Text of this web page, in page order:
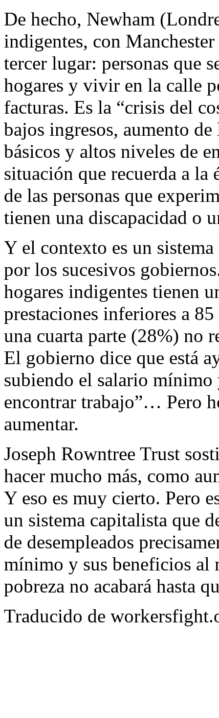
De hecho, Newham
indigentes, con
tercer lugar: personas que
hogares y vivir en la calle
facturas. Es la “crisis del
bajos ingresos, aumento
básicos y altos niveles de
situación que recuerda a la
de las personas que
tienen una discapacidad o
Y el contexto es un
por los sucesivos
hogares indigentes tienen
prestaciones inferiores a
una cuarta parte (28%) no
El gobierno dice que está
subiendo el salario mínimo
encontrar trabajo”… Pero
aumentar.
Joseph Rowntree Trust
hacer mucho más, como
Y eso es muy cierto. Pero
un sistema capitalista que
de desempleados
mínimo y sus beneficios
pobreza no acabará hasta
Traducido de